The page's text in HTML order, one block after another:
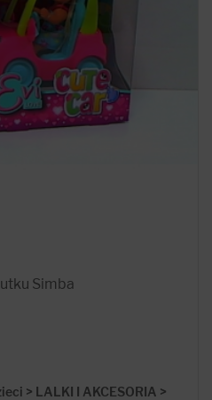
Simba
> LALKI I AKCESORIA >